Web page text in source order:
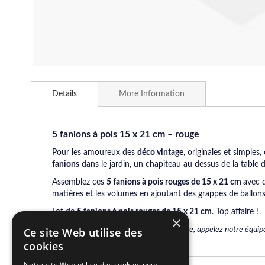
to
gallery
Details
5 fanions à pois 15 x 21 cm – rouge
Pour les amoureux des déco vintage, originales et simples,
fanions dans le jardin, un chapiteau au dessus de la table
Assemblez ces 5 fanions à pois rouges de 15 x 21 cm avec
matières et les volumes en ajoutant des grappes de
Lot de5 fanions à pois rouges de 15 x 21 cm. Top affaire !
Pour tout renseignement complémentaire, appelez notre
More Information
×
Ce site Web utilise des
cookies